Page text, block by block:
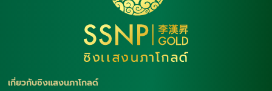
เกี่ยวกับซิงแสงนภาโกลด์